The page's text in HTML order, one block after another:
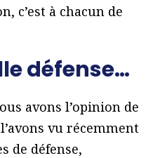
c’est à chacun de
défense…
avons l’opinion de
vu récemment
de défense,